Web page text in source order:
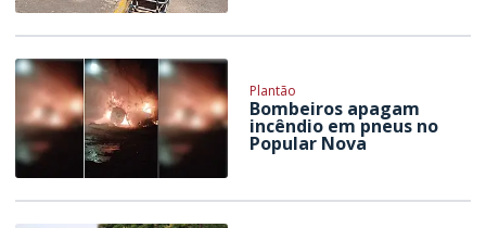
Plantão
Bombeiros apagam
incêndio em pneus no
Popular Nova